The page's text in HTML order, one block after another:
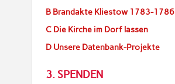
B Brandakte Kliestow 1783-1786
C Die Kirche im Dorf lassen
D Unsere Datenbank-Projekte
3. SPENDEN